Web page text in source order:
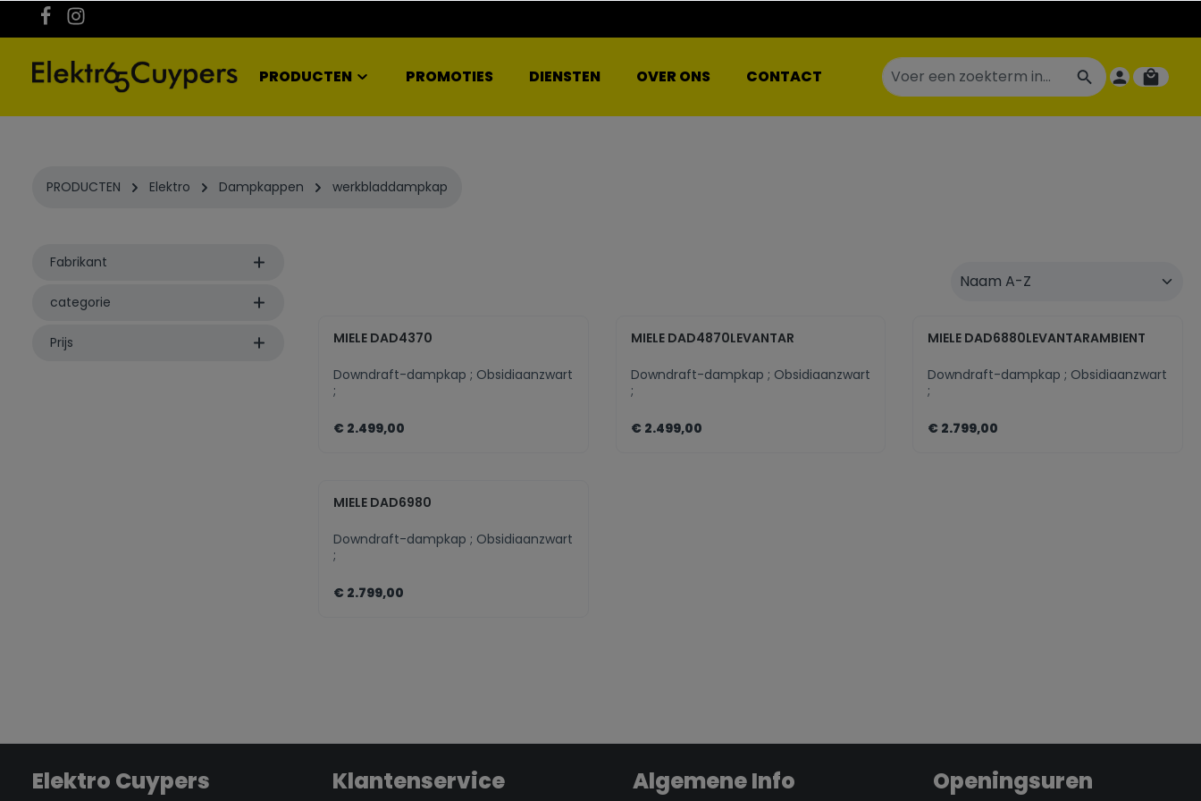
PRODUCTEN PROMOTIES DIENSTEN OVER ONS CONTACT
PRODUCTEN Elektro Dampkappen werkbladdampkap
Fabrikant
categorie
Prijs MIELE DAD4370
Downdraft-dampkap ; Obsidiaanzwart
;
€ 2.499,00
MIELE DAD4870LEVANTAR
Downdraft-dampkap ; Obsidiaanzwart
;
€ 2.499,00
MIELE DAD6880LEVANTARAMBIENT
Downdraft-dampkap ; Obsidiaanzwart
;
€ 2.799,00
MIELE DAD6980
Downdraft-dampkap ; Obsidiaanzwart
;
€ 2.799,00
Elektro Cuypers Klantenservice Algemene Info Openingsuren